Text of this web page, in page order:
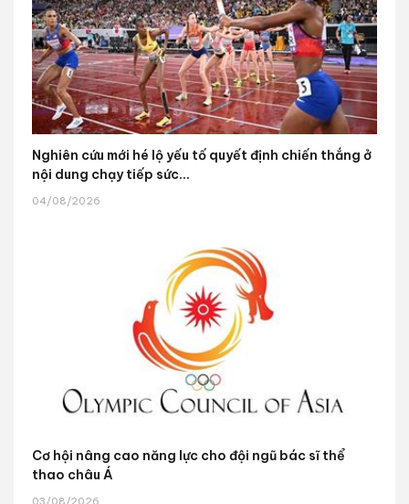
Nghiên cứu mới hé lộ yếu tố quyết định chiến thắng ở
nội dung chạy tiếp sức...
04/08/2026
Cơ hội nâng cao năng lực cho đội ngũ bác sĩ thể
thao châu Á
03/08/2026